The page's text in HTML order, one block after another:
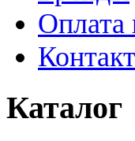
Оплата
Каталог